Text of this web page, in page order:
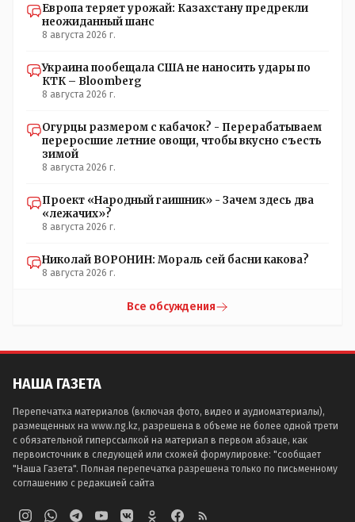
естественный отбор.
Европа теряет урожай: Казахстану предрекли
неожиданный шанс
8 августа 2026 г.
Украина пообещала США не наносить удары по
КТК – Bloomberg
8 августа 2026 г.
Огурцы размером с кабачок? - Перерабатываем
переросшие летние овощи, чтобы вкусно съесть
зимой
8 августа 2026 г.
Проект «Народный гаишник» - Зачем здесь два
«лежачих»?
8 августа 2026 г.
Николай ВОРОНИН: Мораль сей басни какова?
8 августа 2026 г.
Все обсуждения
НАША ГАЗЕТА
Перепечатка материалов (включая фото, видео и аудиоматериалы),
размещенных на www.ng.kz, разрешена в объеме не более одной трети
с обязательной гиперссылкой на материал в первом абзаце, как
первоисточник в следующей или схожей формулировке: "сообщает
"Наша Газета". Полная перепечатка разрешена только по письменному
соглашению с редакцией сайта